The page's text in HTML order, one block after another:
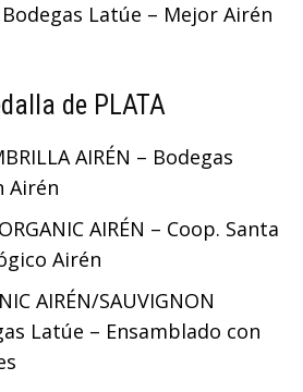
Bodegas Latúe – Mejor Airén
de PLATA
AIRÉN – Bodegas
Airén
AIRÉN – Coop. Santa
Airén
AIRÉN/SAUVIGNON
Latúe – Ensamblado con